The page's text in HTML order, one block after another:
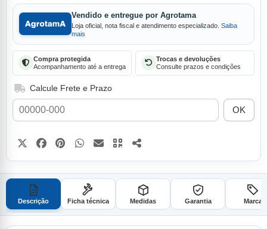
Vendido e entregue por Agrotama
Loja oficial, nota fiscal e atendimento especializado. Saiba
mais
Compra protegida
Acompanhamento até a entrega
Trocas e devoluções
Consulte prazos e condições
Calcule Frete e Prazo
OK
Descrição Ficha técnica Medidas Garantia Marca